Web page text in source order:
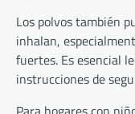
Los polvos también
inhalan,
fuertes. Es esencial
instrucciones de